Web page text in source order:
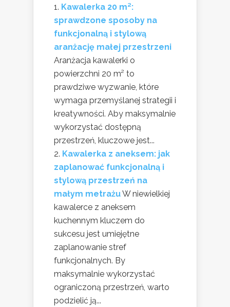
Kawalerka 20 m²:
sprawdzone sposoby na
funkcjonalną i stylową
aranżację małej przestrzeni
Aranżacja kawalerki o
powierzchni 20 m² to
prawdziwe wyzwanie, które
wymaga przemyślanej strategii i
kreatywności. Aby maksymalnie
wykorzystać dostępną
przestrzeń, kluczowe jest...
Kawalerka z aneksem: jak
zaplanować funkcjonalną i
stylową przestrzeń na
małym metrażuW niewielkiej
kawalerce z aneksem
kuchennym kluczem do
sukcesu jest umiejętne
zaplanowanie stref
funkcjonalnych. By
maksymalnie wykorzystać
ograniczoną przestrzeń, warto
podzielić ją...